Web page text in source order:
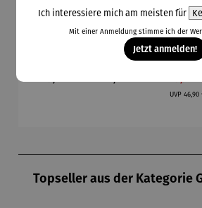
Durchschnittliche Bewertung von 4 von 5
Laterne –
Becher
4er Set –
Picasso –
ocke
&UVP46,90
Topseller aus der Kategorie
Ich interessiere mich am meisten für
Mit einer Anmeldung stimme ich der
Jetzt anmelden!